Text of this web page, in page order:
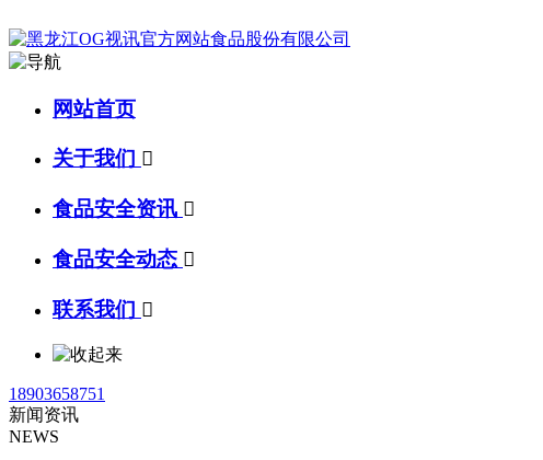
网站首页
关于我们 
食品安全资讯 
食品安全动态 
联系我们 
18903658751
新闻资讯
NEWS